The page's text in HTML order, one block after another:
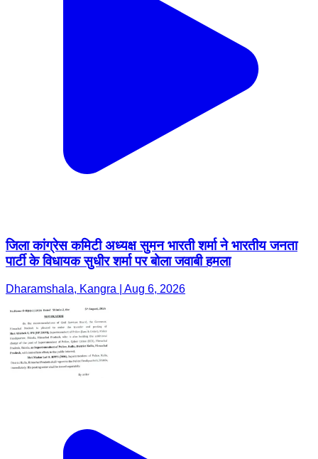
जिला कांग्रेस कमिटी अध्यक्ष सुमन भारती शर्मा ने भारतीय जनता
पार्टी के विधायक सुधीर शर्मा पर बोला जवाबी हमला
Dharamshala, Kangra | Aug 6, 2026